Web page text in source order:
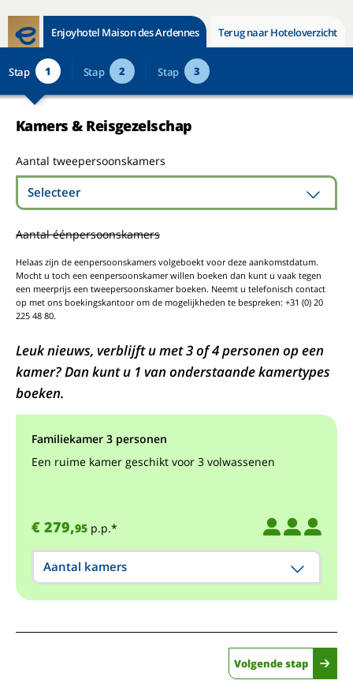
Enjoyhotel Maison des Ardennes Terug naar Hoteloverzicht
Stap 1 Stap 2 Stap 3
Kamers & Reisgezelschap
Aantal tweepersoonskamers
Selecteer
Aantal éénpersoonskamers
Helaas zijn de eenpersoonskamers volgeboekt voor deze aankomstdatum.
Mocht u toch een eenpersoonskamer willen boeken dan kunt u vaak tegen
een meerprijs een tweepersoonskamer boeken. Neemt u telefonisch contact
op met ons boekingskantoor om de mogelijkheden te bespreken: +31 (0) 20
225 48 80.
Leuk nieuws, verblijft u met 3 of 4 personen op een
kamer? Dan kunt u 1 van onderstaande kamertypes
boeken.
Familiekamer 3 personen
Een ruime kamer geschikt voor 3 volwassenen
€ 279,95 p.p.*
Aantal kamers
Volgende stap